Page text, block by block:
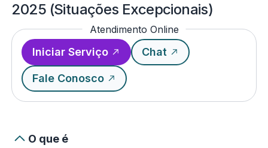
2025 (Situações Excepcionais)
Atendimento Online
Iniciar Serviço Chat
Fale Conosco
O que é